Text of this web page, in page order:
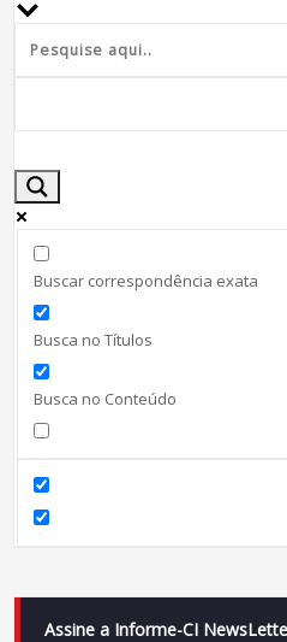
Buscar correspondência exata
Busca no Títulos
Busca no Conteúdo
Assine a Informe-CI